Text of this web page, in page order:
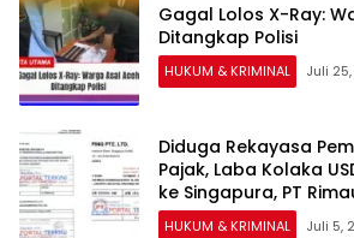
Gagal Lolos X-Ray:
Ditangkap Polisi
HUKUM & KRIMINAL Juli
Diduga Rekayasa
Pajak, Laba Kolaka
ke Singapura, PT
Terseret Dugaan
HUKUM & KRIMINAL Juli 5,